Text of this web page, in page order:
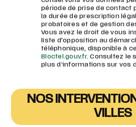
période de prise de contact
la durée de prescription
probatoires et de gestion
Vous avez le droit de vous
liste d'opposition au
téléphonique, disponible à
Bloctel.gouv.fr. Consultez le
plus d’informations sur vos
NOS
VILLES